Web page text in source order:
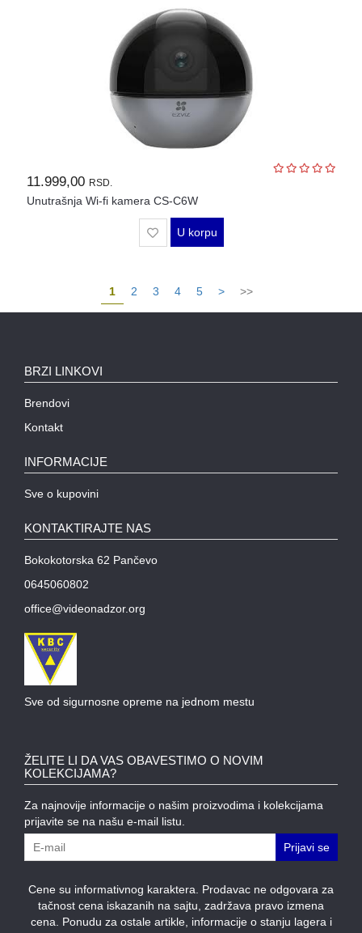
11.999,00 RSD.
Unutrašnja Wi-fi kamera CS-C6W
U korpu
1 2 3 4 5 > >>
BRZI LINKOVI
Brendovi
Kontakt
INFORMACIJE
Sve o kupovini
KONTAKTIRAJTE NAS
Bokokotorska 62 Pančevo
0645060802
office@videonadzor.org
Sve od sigurnosne opreme na jednom mestu
ŽELITE LI DA VAS OBAVESTIMO O NOVIM
KOLEKCIJAMA?
Za najnovije informacije o našim proizvodima i kolekcijama
prijavite se na našu e-mail listu.
Prijavi se
Cene su informativnog karaktera. Prodavac ne odgovara za
tačnost cena iskazanih na sajtu, zadržava pravo izmena
cena. Ponudu za ostale artikle, informacije o stanju lagera i